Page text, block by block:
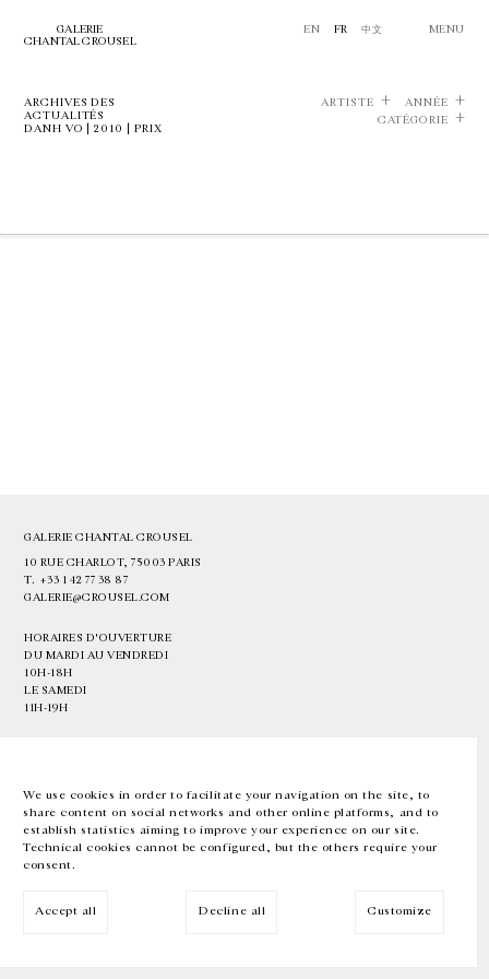
We use cookies in order to facilitate your navigation on the site, to
share content on social networks and other online platforms, and to
establish statistics aiming to improve your experience on our site.
Technical cookies cannot be configured, but the others require your
consent.
Accept all Decline all Customize
GALERIE
CHANTAL CROUSEL
EN FR 中文 MENU
ARCHIVES DES
ACTUALITÉS
DANH VO | 2010 | PRIX
ARTISTE
ANNÉE
CATÉGORIE
GALERIE CHANTAL CROUSEL
10 RUE CHARLOT, 75003 PARIS
T. +33 1 42 77 38 87
GALERIE@CROUSEL.COM
HORAIRES D'OUVERTURE
DU MARDI AU VENDREDI
10H-18H
LE SAMEDI
11H-19H
EN FR 中文 Facebook Instagram
Inscrivez-vous à notre newsletter